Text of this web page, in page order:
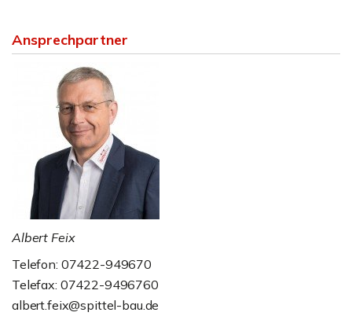
Ansprechpartner
Albert Feix
Telefon: 07422-949670
Telefax: 07422-9496760
albert.feix@spittel-bau.de